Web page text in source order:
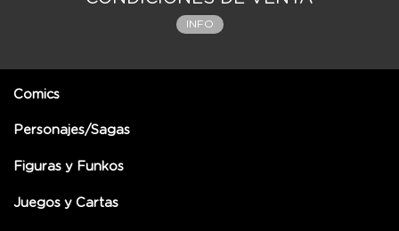
INFO
Comics
Personajes/Sagas
Figuras y Funkos
Juegos y Cartas